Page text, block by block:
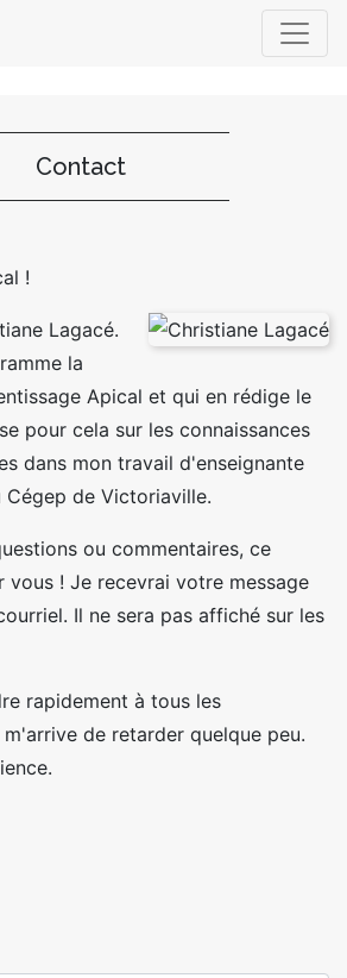
Contact
!
Lagacé.
la
Apical et qui en rédige le
pour cela sur les connaissances
dans mon travail d'enseignante
de Victoriaville.
ou commentaires, ce
vous ! Je recevrai votre message
Il ne sera pas affiché sur les
rapidement à tous les
m'arrive de retarder quelque peu.